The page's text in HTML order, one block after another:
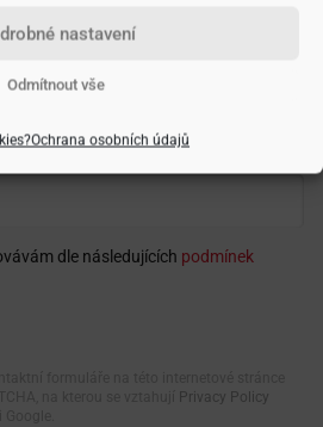
Odmítnout vše
nastavení
Ochrana osobních údajů
dle následujících podmínek
Privacy Policy